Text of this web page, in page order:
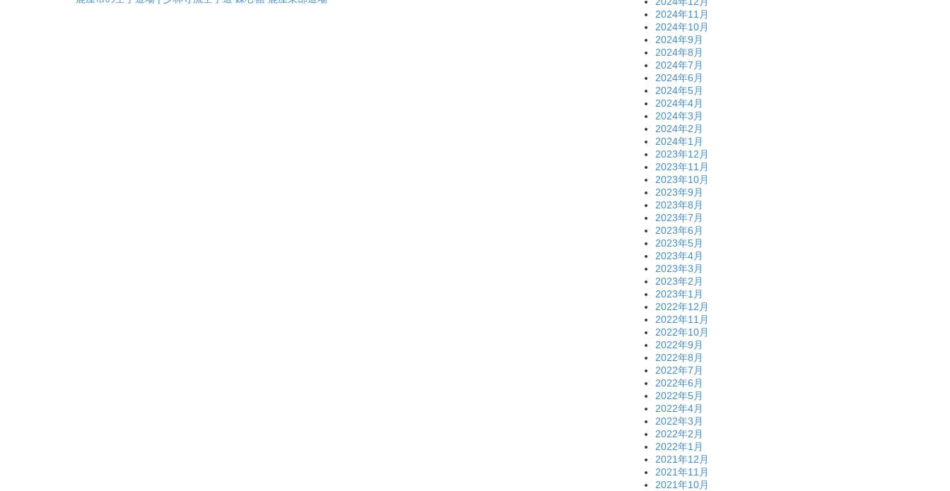
2024年11月
2024年10月
2024年9月
2024年8月
2024年7月
2024年6月
2024年5月
2024年4月
2024年3月
2024年2月
2024年1月
2023年12月
2023年11月
2023年10月
2023年9月
2023年8月
2023年7月
2023年6月
2023年5月
2023年4月
2023年3月
2023年2月
2023年1月
2022年12月
2022年11月
2022年10月
2022年9月
2022年8月
2022年7月
2022年6月
2022年5月
2022年4月
2022年3月
2022年2月
2022年1月
2021年12月
2021年11月
2021年10月